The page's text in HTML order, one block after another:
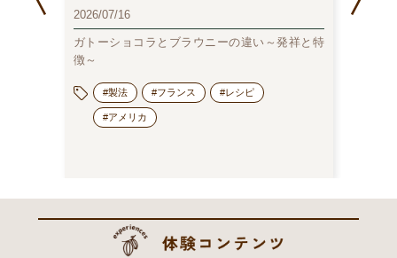
2026/07/16
ガトーショコラとブラウニーの違い～発祥と特
徴～
#製法 #フランス #レシピ
#アメリカ